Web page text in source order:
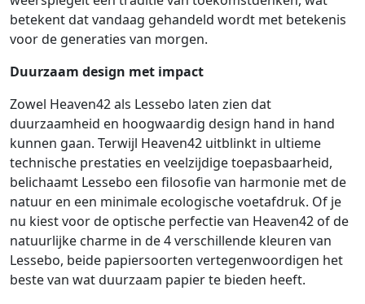
betekent dat vandaag gehandeld wordt met betekenis
voor de generaties van morgen.
Duurzaam design met impact
Zowel Heaven42 als Lessebo laten zien dat
duurzaamheid en hoogwaardig design hand in hand
kunnen gaan. Terwijl Heaven42 uitblinkt in ultieme
technische prestaties en veelzijdige toepasbaarheid,
belichaamt Lessebo een filosofie van harmonie met de
natuur en een minimale ecologische voetafdruk. Of je
nu kiest voor de optische perfectie van Heaven42 of de
natuurlijke charme in de 4 verschillende kleuren van
Lessebo, beide papiersoorten vertegenwoordigen het
beste van wat duurzaam papier te bieden heeft.